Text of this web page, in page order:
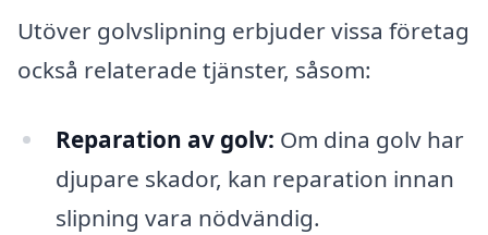
Utöver golvslipning erbjuder vissa företag
också relaterade tjänster, såsom:
Reparation av golv: Om dina golv har
djupare skador, kan reparation innan
slipning vara nödvändig.